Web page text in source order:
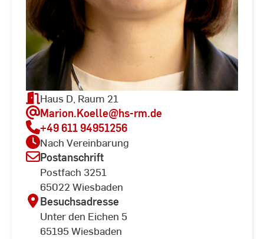
Haus D, Raum 21
Marion.Koelle@hs-rm.de
+49 611 94951256
Nach Vereinbarung
Postanschrift
Postfach 3251
65022 Wiesbaden
Besuchsadresse
Unter den Eichen 5
65195 Wiesbaden